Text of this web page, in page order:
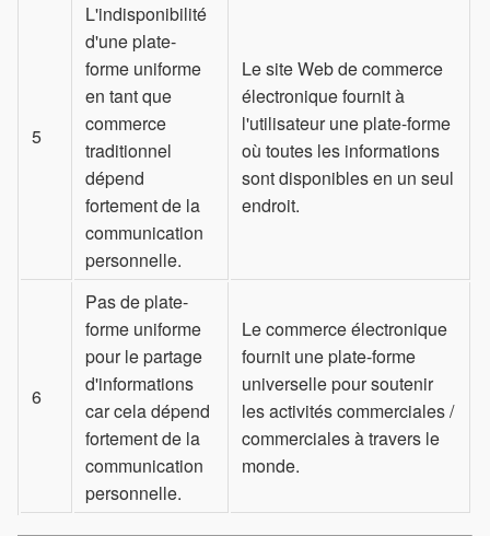
5
L'indisponibilité
d'une plate-
forme uniforme
en tant que
commerce
traditionnel
dépend
fortement de la
communication
personnelle.
Le site Web de commerce
électronique fournit à
l'utilisateur une plate-forme
où toutes les informations
sont disponibles en un seul
endroit.
6
Pas de plate-
forme uniforme
pour le partage
d'informations
car cela dépend
fortement de la
communication
personnelle.
Le commerce électronique
fournit une plate-forme
universelle pour soutenir
les activités commerciales /
commerciales à travers le
monde.